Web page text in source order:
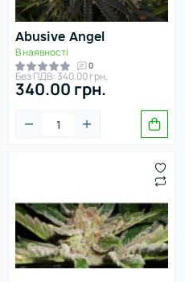
Abusive Angel
В наявності
0
Без ПДВ: 340.00 грн.
340.00 грн.